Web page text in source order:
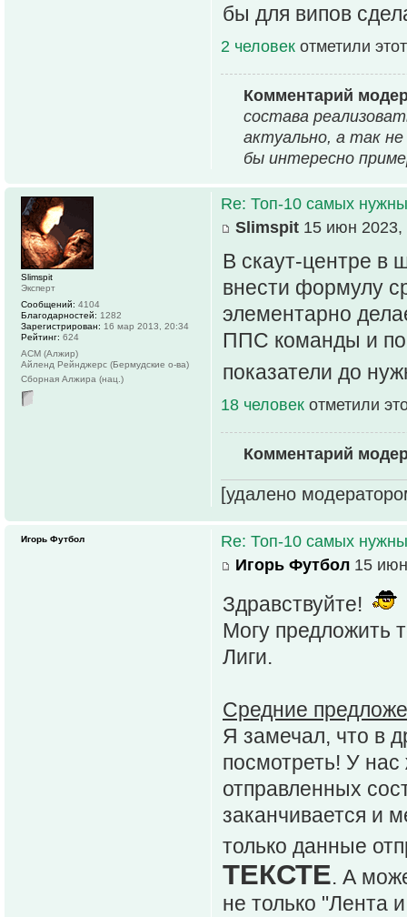
бы для випов
2 человек отметили
Комментарий
состава
актуально, а так
бы интересно
Re: Топ-10 самых
Slimspit 15 июн 2023,
В скаут-центре в
внести формулу
элементарно
ППС команды и
показатели до
18 человек отметили
Комментарий
[удалено
Slimspit
Эксперт
Сообщений: 4104
Благодарностей: 1282
Зарегистрирован: 16 мар 2013, 20:34
Рейтинг: 624
АСМ (Алжир)
Айленд Рейнджерс (Бермудские о-ва)
Сборная Алжира (нац.)
Re: Топ-10 самых
Игорь Футбол 15
Здравствуйте!
Могу предложить
Лиги.
Средние
Я замечал, что в
посмотреть! У
отправленных
заканчивается и
только данные
ТЕКСТЕ. А
не только "Лента
Игорь Футбол